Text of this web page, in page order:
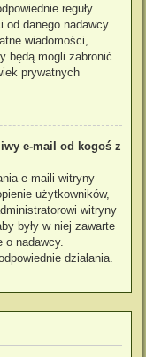
reguły
danego nadawcy.
wiadomości,
będą mogli zabronić
prywatnych
e-mail od kogoś z
e-maili witryny
użytkowników,
witryny
były w niej zawarte
o nadawcy.
działania.